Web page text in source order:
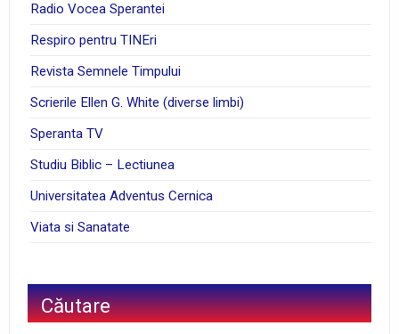
Radio Vocea Sperantei
Respiro pentru TINEri
Revista Semnele Timpului
Scrierile Ellen G. White (diverse limbi)
Speranta TV
Studiu Biblic – Lectiunea
Universitatea Adventus Cernica
Viata si Sanatate
Căutare